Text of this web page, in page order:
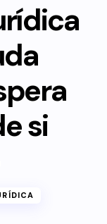
si